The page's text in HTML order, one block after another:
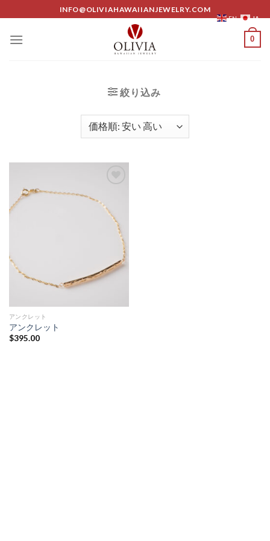
content
INFO@OLIVIAHAWAIIANJEWELRY.COM
0
絞り込み
Wishlist
アンクレット
アンクレット
$395.00
EN JA